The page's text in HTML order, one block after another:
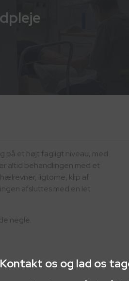
på et højt fagligt niveau, med
altid behandlingen med et
ligtorne, klip af
afsluttes med en let
negle.
Kontakt os og lad os